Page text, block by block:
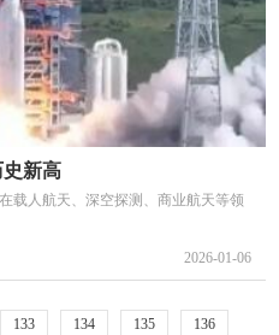
史新高
载人航天、深空探测、商业航天等领
2026-01-06
133 134 135 136